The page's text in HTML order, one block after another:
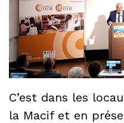
C’est dans les
la Macif et en